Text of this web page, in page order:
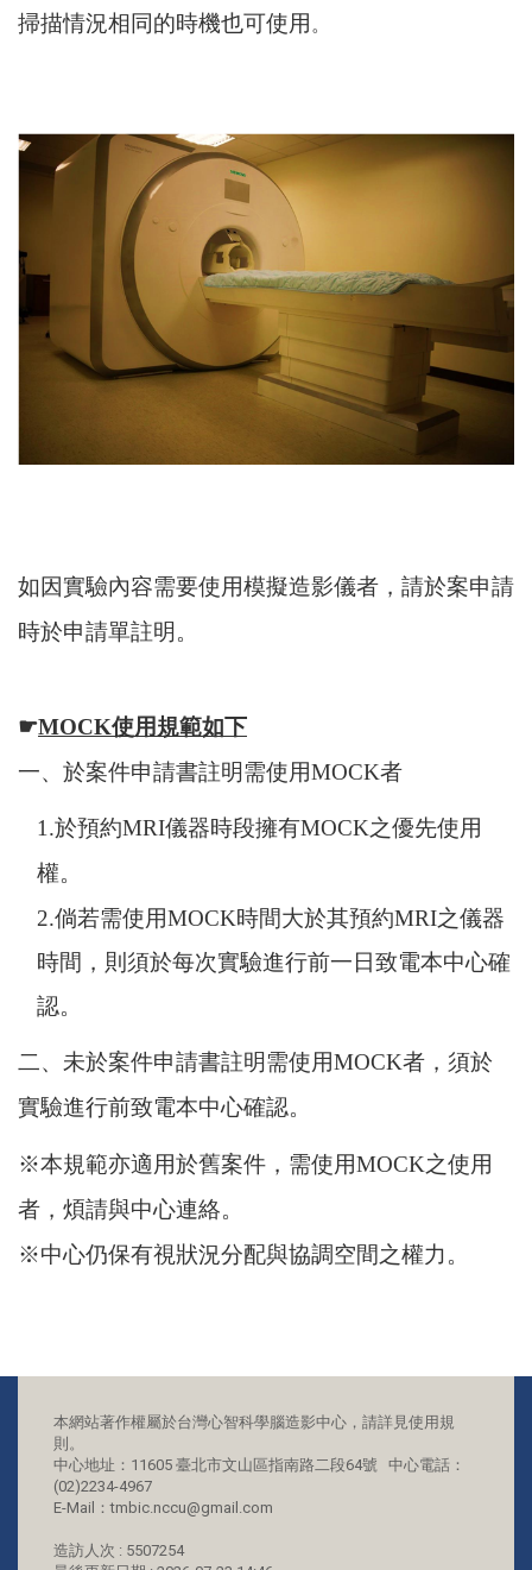
掃描情況相同的時機也可使用 。
如因實驗內容需要使用模擬造影儀者，請於案申請
時於申請單註明。
☛MOCK使用規範如下
一、於案件申請書註明需使用MOCK者
1.於預約MRI儀器時段擁有MOCK之優先使用
權。
2.倘若需使用MOCK時間大於其預約MRI之儀器
時間，則須於每次實驗進行前一日致電本中心確
認。
二、未於案件申請書註明需使用MOCK者，須於
實驗進行前致電本中心確認。
※本規範亦適用於舊案件，需使用MOCK之使用
者，煩請與中心連絡。
※中心仍保有視狀況分配與協調空間之權力。
本網站著作權屬於台灣心智科學腦造影中心，請詳見使用規
則。
中心地址：11605 臺北市文山區指南路二段64號 中心電話：
(02)2234-4967
E-Mail：tmbic.nccu@gmail.com
造訪人次 : 5507254